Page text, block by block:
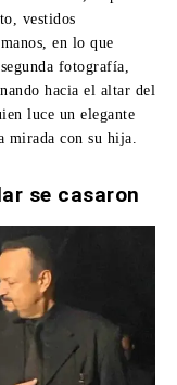
vestidos
en lo que
fotografía,
hacia el altar del
luce un elegante
mirada con su hija.
se casaron